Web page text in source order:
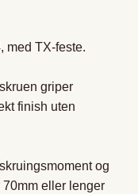
med TX-feste.
griper
finish uten
og
70mm eller lenger